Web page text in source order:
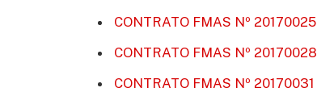
CONTRATO FMAS Nº 20170025
CONTRATO FMAS Nº 20170028
CONTRATO FMAS Nº 20170031